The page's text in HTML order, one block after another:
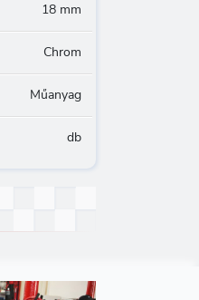
18 mm
Chrom
Műanyag
db